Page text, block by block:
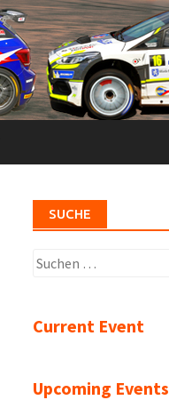
SUCHE
Suchen
Current Event
Upcoming Events